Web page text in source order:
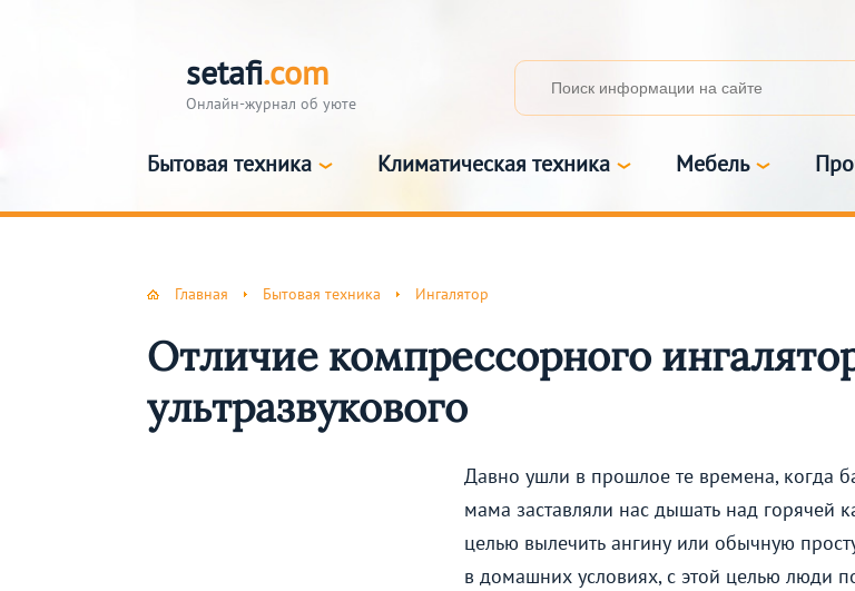
setafi.com
Онлайн-журнал об уюте
Бытовая техника Климатическая техника Мебель
Главная Бытовая техника Ингалятор
Отличие компрессорного
ультразвукового
Давно ушли в прошлое те времена, когда
мама заставляли нас дышать над горячей
целью вылечить ангину или обычную
в домашних условиях, с этой целью люди